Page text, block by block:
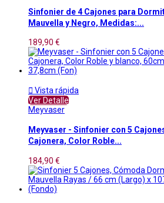
Sinfonier de 4 Cajones para
Mauvella y Negro, Medidas:...
189,90 €
 Vista rápida
Ver Detalle
Meyvaser
Meyvaser - Sinfonier con 5
Cajonera, Color Roble...
184,90 €